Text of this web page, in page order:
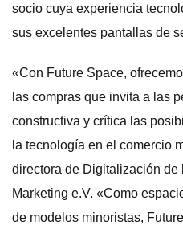
socio cuya experiencia
sus excelentes pantallas de
«Con Future Space,
las compras que invita a las
constructiva y crítica las
la tecnología en el comercio
directora de Digitalización
Marketing e.V. «Como
de modelos minoristas,